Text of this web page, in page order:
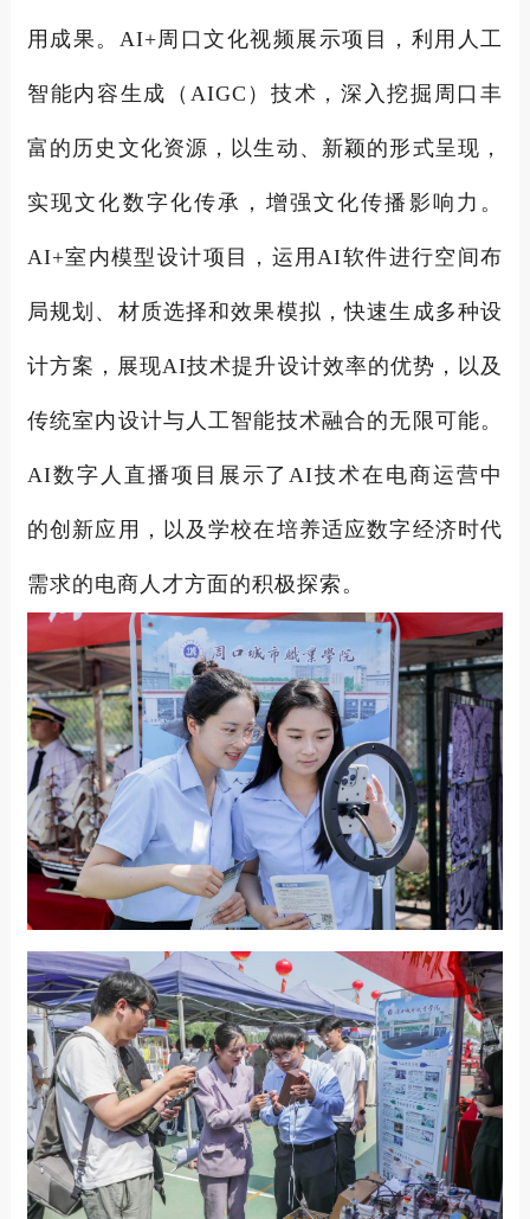
用成果。AI+周口文化视频展示项目，利用人工
智能内容生成（AIGC）技术，深入挖掘周口丰
富的历史文化资源，以生动、新颖的形式呈现，
实现文化数字化传承，增强文化传播影响力。
AI+室内模型设计项目，运用AI软件进行空间布
局规划、材质选择和效果模拟，快速生成多种设
计方案，展现AI技术提升设计效率的优势，以及
传统室内设计与人工智能技术融合的无限可能。
AI数字人直播项目展示了AI技术在电商运营中
的创新应用，以及学校在培养适应数字经济时代
需求的电商人才方面的积极探索。